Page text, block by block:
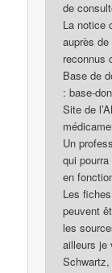
de
La notice
auprès
reconnus
Base de
: base-
Site de
Un
qui
en
Les
peuvent
les
ailleurs je
Schwartz,